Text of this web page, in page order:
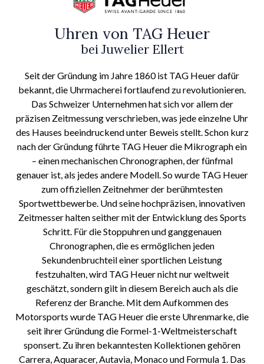
Uhren von TAG Heuer
bei Juwelier Ellert
Seit der Gründung im Jahre 1860 ist TAG Heuer dafür
bekannt, die Uhrmacherei fortlaufend zu revolutionieren.
Das Schweizer Unternehmen hat sich vor allem der
präzisen Zeitmessung verschrieben, was jede einzelne Uhr
des Hauses beeindruckend unter Beweis stellt. Schon kurz
nach der Gründung führte TAG Heuer die Mikrograph ein
– einen mechanischen Chronographen, der fünfmal
genauer ist, als jedes andere Modell. So wurde TAG Heuer
zum offiziellen Zeitnehmer der berühmtesten
Sportwettbewerbe. Und seine hochpräzisen, innovativen
Zeitmesser halten seither mit der Entwicklung des Sports
Schritt. Für die Stoppuhren und ganggenauen
Chronographen, die es ermöglichen jeden
Sekundenbruchteil einer sportlichen Leistung
festzuhalten, wird TAG Heuer nicht nur weltweit
geschätzt, sondern gilt in diesem Bereich auch als die
Referenz der Branche. Mit dem Aufkommen des
Motorsports wurde TAG Heuer die erste Uhrenmarke, die
seit ihrer Gründung die Formel-1-Weltmeisterschaft
sponsert. Zu ihren bekanntesten Kollektionen gehören
Carrera, Aquaracer, Autavia, Monaco und Formula 1. Das